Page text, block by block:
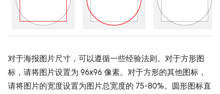
对于海报图片尺寸，可以遵循一些经验法则。对于方形图
标，请将图片设置为 96x96 像素。对于方形的其他图标，
请将图片的宽度设置为图片总宽度的 75-80%。圆形图标直